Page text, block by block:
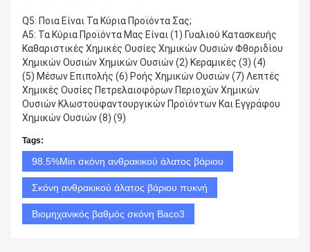
Q5: Ποια Είναι Τα Κύρια Προϊόντα Σας;
A5: Τα Κύρια Προϊόντα Μας Είναι (1) Γυαλιού Κατασκευής
Καθαριστικές Χημικές Ουσίες Χημικών Ουσιών Φθοριδίου
Χημικών Ουσιών Χημικών Ουσιών (2) Κεραμικές (3) (4)
(5) Μέσων Επιπολής (6) Ροής Χημικών Ουσιών (7) Λεπτές
Χημικές Ουσίες Πετρελαιοφόρων Περιοχών Χημικών
Ουσιών Κλωστοϋφαντουργικών Προϊόντων Και Εγγράφου
Χημικών Ουσιών (8) (9)
Tags:
98.5%Min σκόνη ανθρακικού άλατος βάριου
Σκόνη ανθρακικού άλατος βάριου πυκνή
Βιομηχανικός βαθμός σκόνη Baco3